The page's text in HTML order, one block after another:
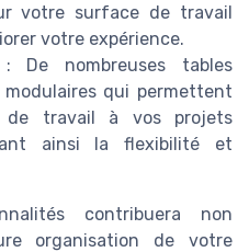
votre surface de travail
votre expérience.
: De nombreuses tables
qui permettent
de travail à vos projets
ainsi la flexibilité et
contribuera non
organisation de votre